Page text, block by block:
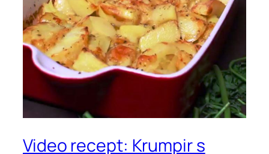
Video recept: Krumpir s